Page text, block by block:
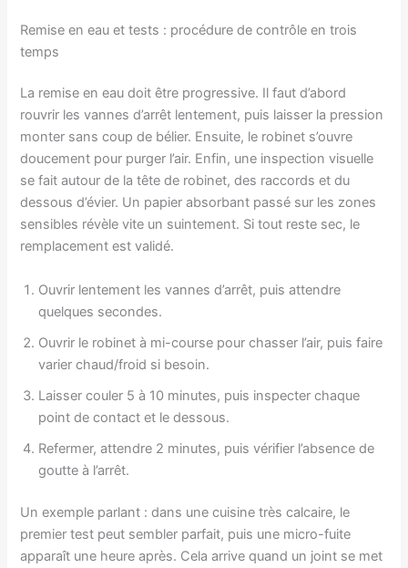
Remise en eau et tests : procédure de contrôle en trois
temps
La remise en eau doit être progressive. Il faut d’abord
rouvrir les vannes d’arrêt lentement, puis laisser la pression
monter sans coup de bélier. Ensuite, le robinet s’ouvre
doucement pour purger l’air. Enfin, une inspection visuelle
se fait autour de la tête de robinet, des raccords et du
dessous d’évier. Un papier absorbant passé sur les zones
sensibles révèle vite un suintement. Si tout reste sec, le
remplacement est validé.
Ouvrir lentement les vannes d’arrêt, puis attendre
quelques secondes.
Ouvrir le robinet à mi-course pour chasser l’air, puis faire
varier chaud/froid si besoin.
Laisser couler 5 à 10 minutes, puis inspecter chaque
point de contact et le dessous.
Refermer, attendre 2 minutes, puis vérifier l’absence de
goutte à l’arrêt.
Un exemple parlant : dans une cuisine très calcaire, le
premier test peut sembler parfait, puis une micro-fuite
apparaît une heure après. Cela arrive quand un joint se met